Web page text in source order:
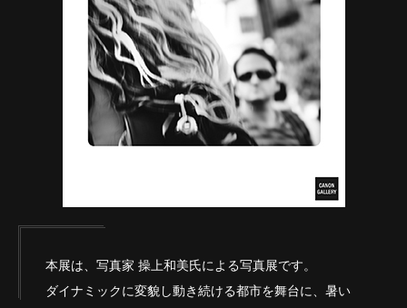
本展は、写真家 操上和美氏による写真展です。
ダイナミックに変貌し動き続ける都市を舞台に、暑い